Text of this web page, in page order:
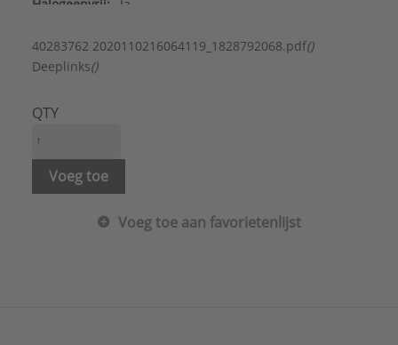
Halogeenvrij:
Ja
Materiaal:
Kunststof
Materiaalkwaliteit:
Met verwisselbare lens/symbool:
Model:
Opdruk/indicatie:
Oppervlaktebescherming:
RAL-nummer (vergelijkbaar):
AS1520BFKLPLWW
40283762 2020110216064119_1828792068.pdf()
Deeplinks()
QTY
Voeg toe
Voeg toe aan favorietenlijst